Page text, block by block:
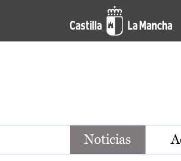
Pasar al contenido principal
Noticias de la
Noticias